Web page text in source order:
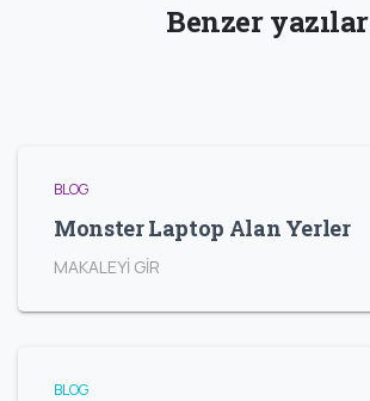
Benzer yazılar
BLOG
Monster Laptop Alan Yerler
MAKALEYİ GİR
BLOG